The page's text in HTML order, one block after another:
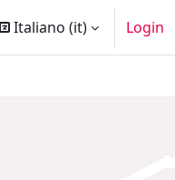
Italiano ‎(it)‎ Login